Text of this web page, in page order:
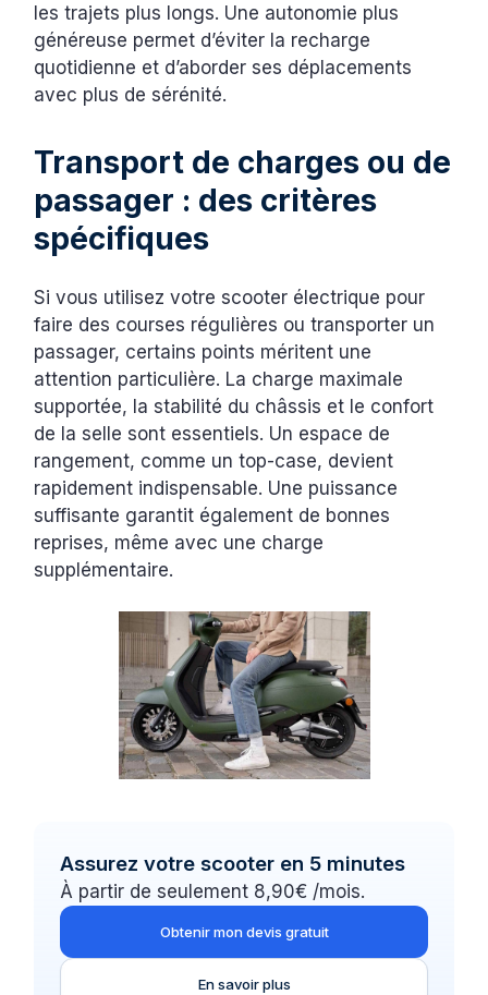
les trajets plus longs. Une autonomie plus
généreuse permet d’éviter la recharge
quotidienne et d’aborder ses déplacements
avec plus de sérénité.
Transport de charges ou de
passager : des critères
spécifiques
Si vous utilisez votre scooter électrique pour
faire des courses régulières ou transporter un
passager, certains points méritent une
attention particulière. La charge maximale
supportée, la stabilité du châssis et le confort
de la selle sont essentiels. Un espace de
rangement, comme un top-case, devient
rapidement indispensable. Une puissance
suffisante garantit également de bonnes
reprises, même avec une charge
supplémentaire.
Assurez votre scooter en 5 minutes
À partir de seulement 8,90€ /mois.
Obtenir mon devis gratuit
En savoir plus